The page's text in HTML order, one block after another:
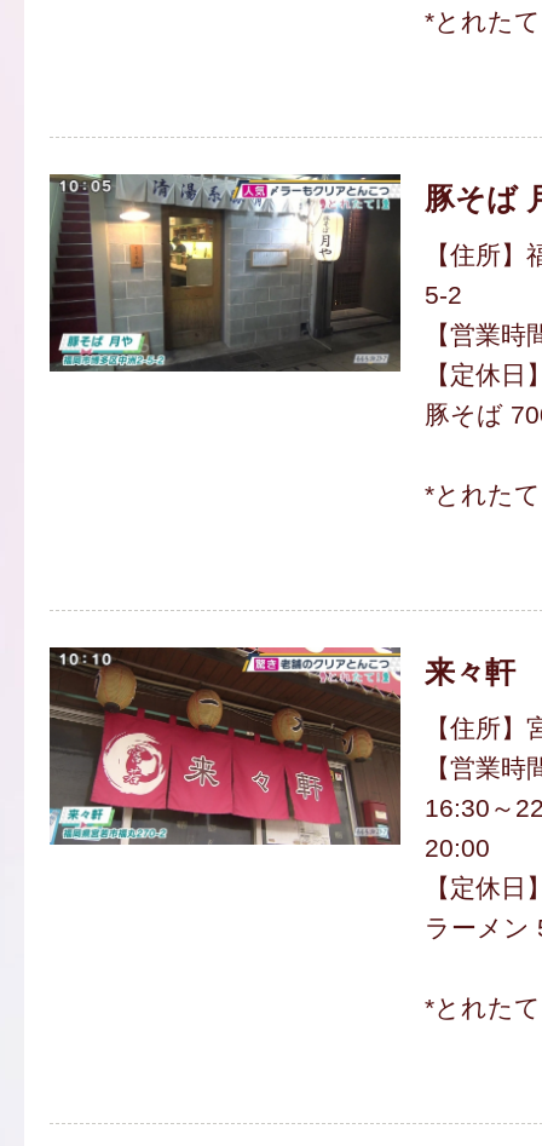
*とれた
豚そば
【住所
5-2
【営業
【定休日
豚そば
*とれた
来々軒
【住所
【営業
16:30～
20:00
【定休日
ラーメン
*とれた